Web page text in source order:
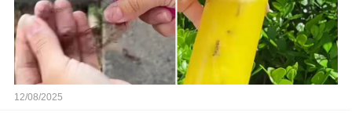
12/08/2025